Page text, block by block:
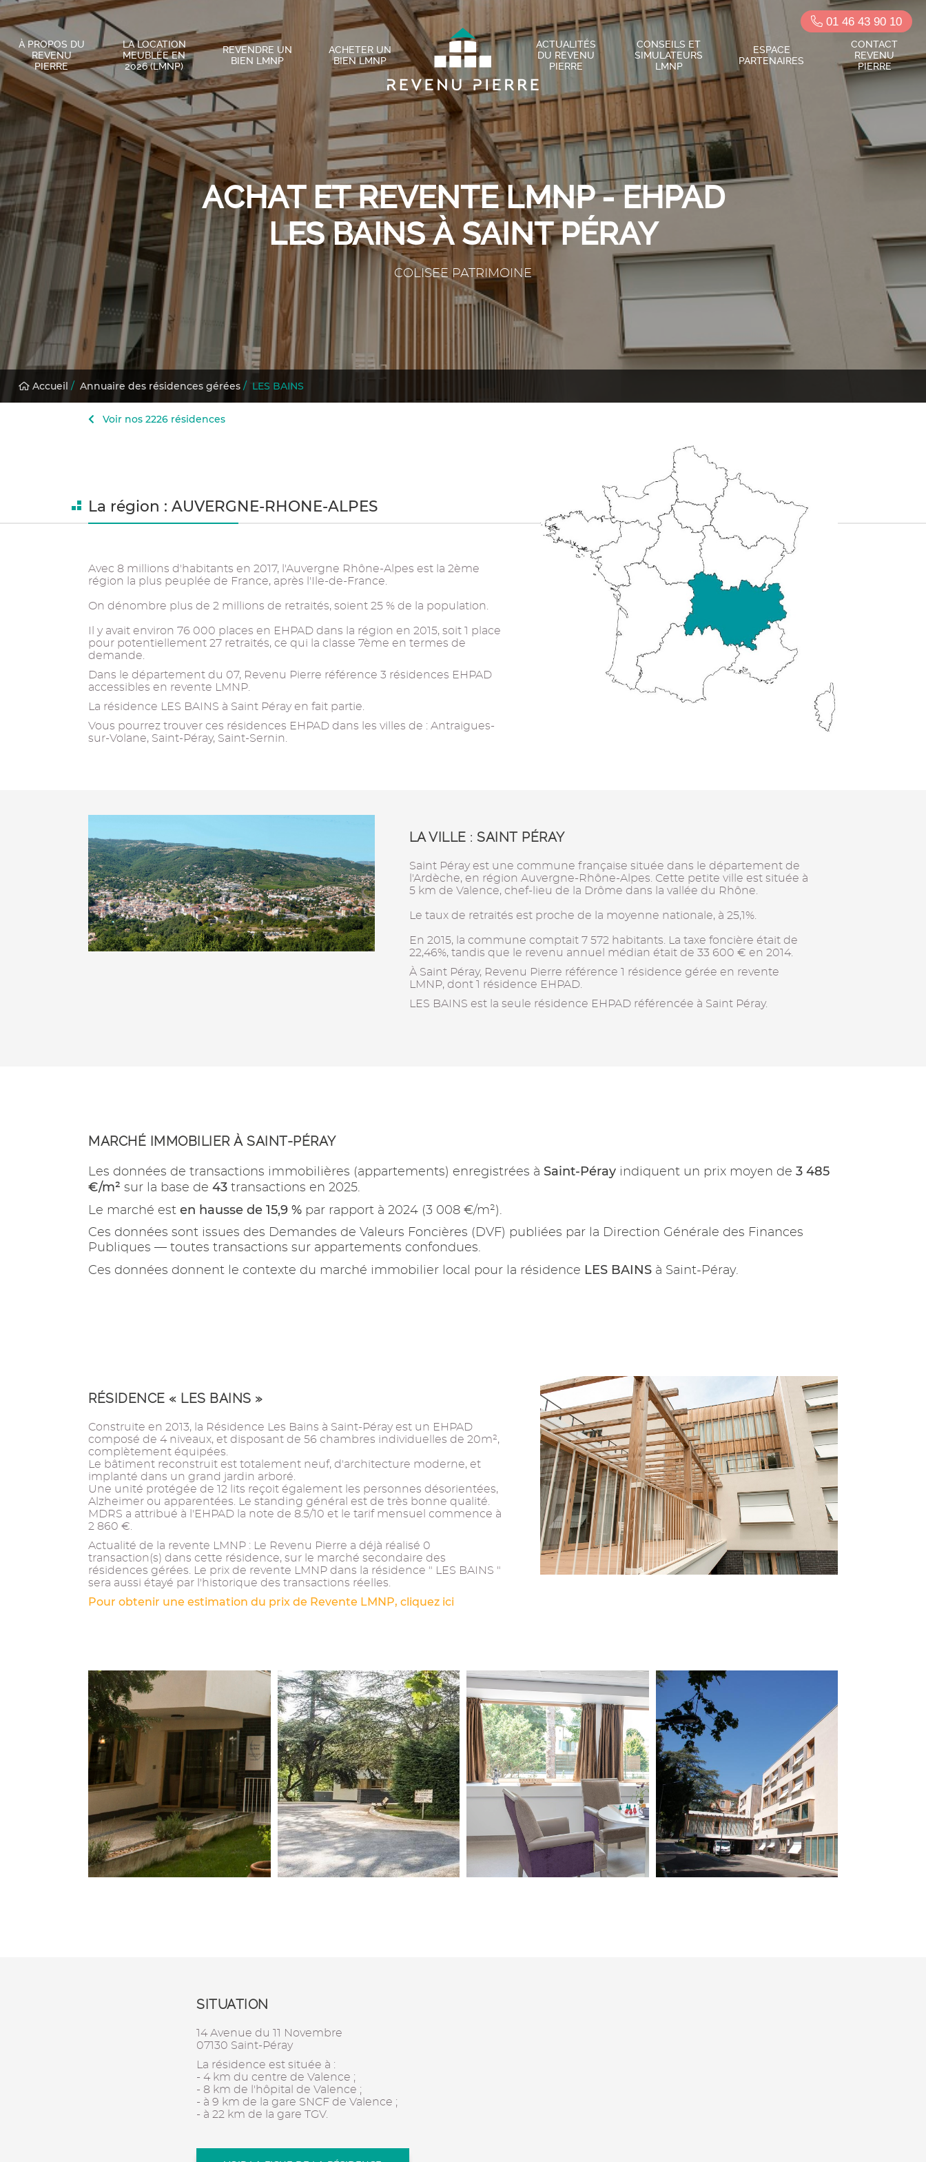
À PROPOS DU
REVENU
PIERRE
LA LOCATION
MEUBLÉE EN
2026 (LMNP)
REVENDRE UN
BIEN LMNP
ACHETER UN
BIEN LMNP
ACTUALITÉS
DU REVENU
PIERRE
CONSEILS ET
SIMULATEURS
LMNP
ESPACE
PARTENAIRES
CONTACT
REVENU
PIERRE
01 46 43 90 10
ACHAT ET REVENTE LMNP - EHPAD
LES BAINS À SAINT PÉRAY
COLISEE PATRIMOINE
Accueil / Annuaire des résidences gérées / LES BAINS
Voir nos 2226 résidences
La région : AUVERGNE-RHONE-ALPES
Avec 8 millions d'habitants en 2017, l'Auvergne Rhône-Alpes est la 2ème
région la plus peuplée de France, après l'Ile-de-France.
On dénombre plus de 2 millions de retraités, soient 25 % de la population.
Il y avait environ 76 000 places en EHPAD dans la région en 2015, soit 1 place
pour potentiellement 27 retraités, ce qui la classe 7ème en termes de
demande.
Dans le département du 07, Revenu Pierre référence 3 résidences EHPAD
accessibles en revente LMNP.
La résidence LES BAINS à Saint Péray en fait partie.
Vous pourrez trouver ces résidences EHPAD dans les villes de : Antraigues-
sur-Volane, Saint-Péray, Saint-Sernin.
LA VILLE : SAINT PÉRAY
Saint Péray est une commune française située dans le département de
l'Ardèche, en région Auvergne-Rhône-Alpes. Cette petite ville est située à
5 km de Valence, chef-lieu de la Drôme dans la vallée du Rhône.
Le taux de retraités est proche de la moyenne nationale, à 25,1%.
En 2015, la commune comptait 7 572 habitants. La taxe foncière était de
22,46%, tandis que le revenu annuel médian était de 33 600 € en 2014.
À Saint Péray, Revenu Pierre référence 1 résidence gérée en revente
LMNP, dont 1 résidence EHPAD.
LES BAINS est la seule résidence EHPAD référencée à Saint Péray.
MARCHÉ IMMOBILIER À SAINT-PÉRAY
Les données de transactions immobilières (appartements) enregistrées à Saint-Péray indiquent un prix moyen de 3 485
€/m² sur la base de 43 transactions en 2025.
Le marché est en hausse de 15,9 % par rapport à 2024 (3 008 €/m²).
Ces données sont issues des Demandes de Valeurs Foncières (DVF) publiées par la Direction Générale des Finances
Publiques — toutes transactions sur appartements confondues.
Ces données donnent le contexte du marché immobilier local pour la résidence LES BAINS à Saint-Péray.
RÉSIDENCE « LES BAINS »
Construite en 2013, la Résidence Les Bains à Saint-Péray est un EHPAD
composé de 4 niveaux, et disposant de 56 chambres individuelles de 20m²,
complètement équipées.
Le bâtiment reconstruit est totalement neuf, d'architecture moderne, et
implanté dans un grand jardin arboré.
Une unité protégée de 12 lits reçoit également les personnes désorientées,
Alzheimer ou apparentées. Le standing général est de très bonne qualité.
MDRS a attribué à l'EHPAD la note de 8.5/10 et le tarif mensuel commence à
2 860 €.
Actualité de la revente LMNP : Le Revenu Pierre a déjà réalisé 0
transaction(s) dans cette résidence, sur le marché secondaire des
résidences gérées. Le prix de revente LMNP dans la résidence " LES BAINS "
sera aussi étayé par l'historique des transactions réelles.
Pour obtenir une estimation du prix de Revente LMNP, cliquez ici
SITUATION
14 Avenue du 11 Novembre
07130 Saint-Péray
La résidence est située à :
- 4 km du centre de Valence ;
- 8 km de l'hôpital de Valence ;
- à 9 km de la gare SNCF de Valence ;
- à 22 km de la gare TGV.